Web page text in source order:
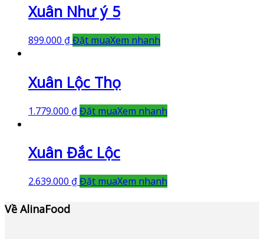
Xuân Như ý 5
899.000 ₫Đặt muaXem nhanh
Xuân Lộc Thọ
1.779.000 ₫Đặt muaXem nhanh
Xuân Đắc Lộc
2.639.000 ₫Đặt muaXem nhanh
Về AlinaFood